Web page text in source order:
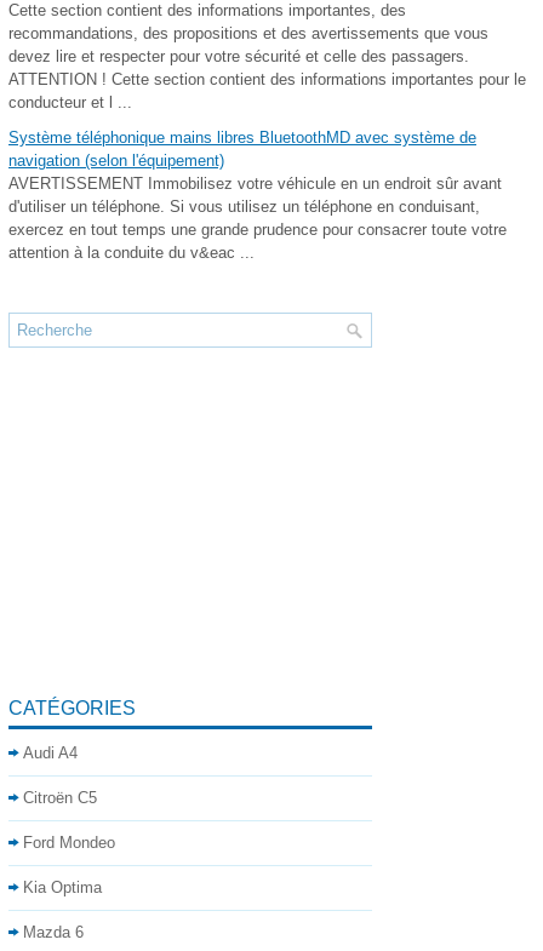
Cette section contient des informations importantes, des
recommandations, des propositions et des avertissements que vous
devez lire et respecter pour votre sécurité et celle des passagers.
ATTENTION ! Cette section contient des informations importantes pour le
conducteur et l ...
Système téléphonique mains libres BluetoothMD avec système de
navigation (selon l'équipement)
AVERTISSEMENT Immobilisez votre véhicule en un endroit sûr avant
d'utiliser un téléphone. Si vous utilisez un téléphone en conduisant,
exercez en tout temps une grande prudence pour consacrer toute votre
attention à la conduite du v&eac ...
CATÉGORIES
Audi A4
Citroën C5
Ford Mondeo
Kia Optima
Mazda 6